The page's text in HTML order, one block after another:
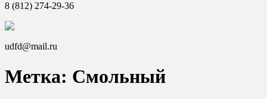
8 (812) 274-29-36
udfd@mail.ru
Метка: Смольный